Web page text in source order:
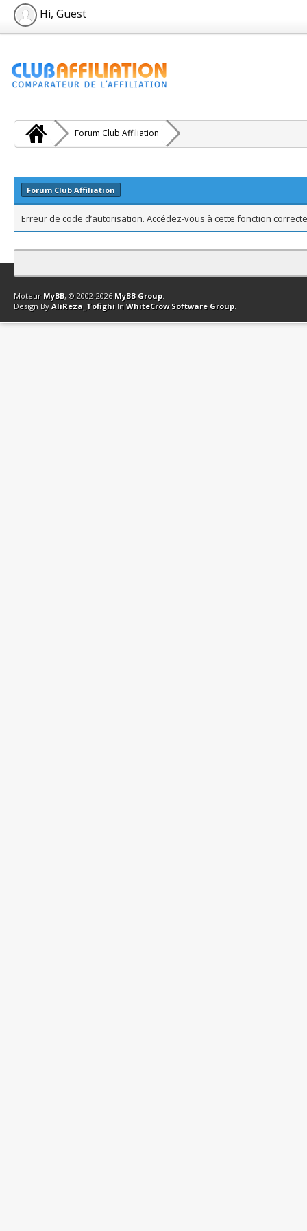
Hi, Guest
Forum Club Affiliation
Forum Club Affiliation
Erreur de code d’autorisation. Accédez-vous à cette fonction
Contact Club Affiliation Retourner en haut Version bas-débit
Moteur MyBB, © 2002-2026 MyBB Group.
Design By AliReza_Tofighi In WhiteCrow Software Group.